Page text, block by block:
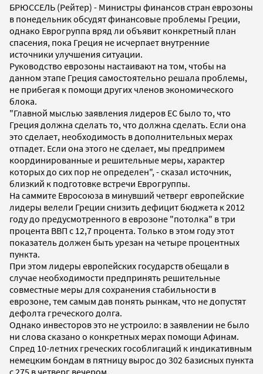
БРЮССЕЛЬ (Рейтер) - Министры финансов стран еврозоны
в понедельник обсудят финансовые проблемы Греции,
однако Еврогруппа вряд ли объявит конкретный план
спасения, пока Греция не исчерпает внутренние
источники улучшения ситуации.
Руководство еврозоны настаивают на том, чтобы на
данном этапе Греция самостоятельно решала проблемы,
не прибегая к помощи других членов экономического
блока.
"Главной мыслью заявления лидеров ЕС было то, что
Греция должна сделать то, что должна сделать. Если она
это сделает, необходимость в дополнительных мерах
отпадет. Если она этого не сделает, мы предпримем
координированные и решительные меры, характер
которых до сих пор не определен", - сказал источник,
близкий к подготовке встречи Еврогруппы.
На саммите Евросоюза в минувший четверг европейские
лидеры велели Греции снизить дефицит бюджета к 2012
году до предусмотренного в еврозоне "потолка" в три
процента ВВП с 12,7 процента. Только в этом году этот
показатель должен быть урезан на четыре процентных
пункта.
При этом лидеры европейских государств обещали в
случае необходимости предпринять решительные
совместные меры для сохранения стабильности в
еврозоне, тем самым дав понять рынкам, что не допустят
дефолта греческого долга.
Однако инвесторов это не устроило: в заявлении не было
ни слова сказано о конкретных мерах помощи Афинам.
Спред 10-летних греческих гособлигаций к индикативным
немецким бондам в пятницу вырос до 302 базисных пункта
с 275 в четверг вечером.